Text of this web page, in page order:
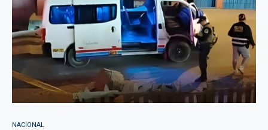
NACIONAL